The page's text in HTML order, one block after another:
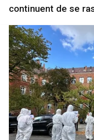
continuent de se